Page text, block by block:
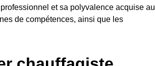
et sa polyvalence acquise au
de compétences, ainsi que les